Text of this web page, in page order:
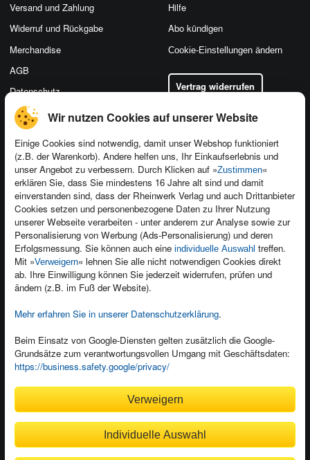
Wir nutzen Cookies auf unserer Website
Einige Cookies sind notwendig, damit unser Webshop funktioniert
(z.B. der Warenkorb). Andere helfen uns, Ihr Einkaufserlebnis und
unser Angebot zu verbessern. Durch Klicken auf »Zustimmen«
erklären Sie, dass Sie mindestens 16 Jahre alt sind und damit
einverstanden sind, dass der Rheinwerk Verlag und auch Drittanbieter
Cookies setzen und personenbezogene Daten zu Ihrer Nutzung
unserer Webseite verarbeiten - unter anderem zur Analyse sowie zur
Personalisierung von Werbung (Ads-Personalisierung) und deren
Erfolgsmessung. Sie können auch eine individuelle Auswahl treffen.
Mit »Verweigern« lehnen Sie alle nicht notwendigen Cookies direkt
ab. Ihre Einwilligung können Sie jederzeit widerrufen, prüfen und
ändern (z.B. im Fuß der Website).
Mehr erfahren Sie in unserer Datenschutzerklärung.
Beim Einsatz von Google-Diensten gelten zusätzlich die Google-
Grundsätze zum verantwortungsvollen Umgang mit Geschäftsdaten:
https://business.safety.google/privacy/
Verweigern
Individuelle Auswahl
Kontakt
Newsletter
Für Unternehmen
Presseservice
Dozentenservice
Produktfeedback
Foreign Rights
Ein Buch schreiben
Versand und Zahlung
Widerruf und Rückgabe
Merchandise
AGB
Datenschutz
Hilfe
Abo kündigen
Cookie-Einstellungen ändern
Vertrag widerrufen
Kundenservice
Wir sind gerne für Sie da!
service@rheinwerk-verlag.de
Rechnung Bankeinzug